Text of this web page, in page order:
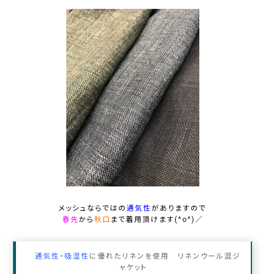
メッシュ ならではの 通気性 がありますので
春先 から 秋口 まで着用頂けます(^o^)／
通気性 ・ 吸湿性 に優れた リネン を使用
リネンウール混ジ
ャケット